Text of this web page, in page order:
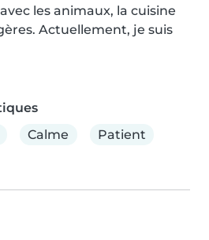
les animaux, la cuisine
Actuellement, je suis
Calme Patient